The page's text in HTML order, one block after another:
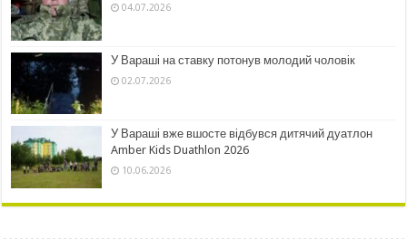
04.07.2026
У Вараші на ставку потонув молодий чоловік
02.07.2026
У Вараші вже вшосте відбувся дитячий дуатлон
Amber Kids Duathlon 2026
10.06.2026